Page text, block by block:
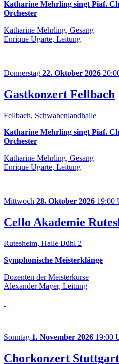
Katharine Mehrling singt Piaf.
Orchester
Katharine Mehrling, Gesang
Enrique Ugarte, Leitung
Donnerstag 22. Oktober 2026
Gastkonzert Fellbach
Fellbach, Schwabenlandhalle
Katharine Mehrling singt Piaf.
Orchester
Katharine Mehrling, Gesang
Enrique Ugarte, Leitung
Mittwoch 28. Oktober 2026 19:00
Cello Akademie
Rutesheim, Halle Bühl 2
Symphonische Meisterklänge
Dozenten der Meisterkurse
Alexander Mayer, Leitung
Sonntag 1. November 2026 19:00
Chorkonzert Stuttgart